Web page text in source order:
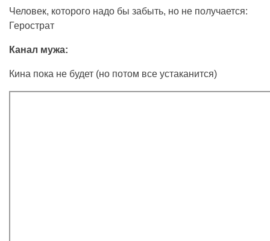
Человек, которого надо бы забыть, но не получается:
Герострат
Канал мужа:
Кина пока не будет (но потом все устаканится)